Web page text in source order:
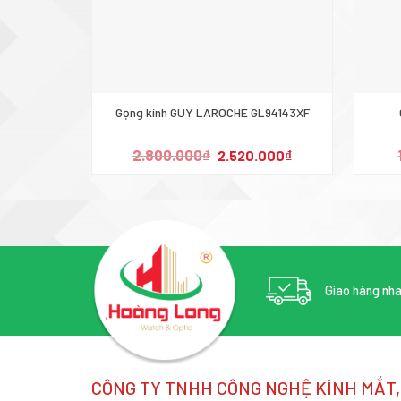
Gọng kính GUY LAROCHE GL94143XF
2.800.000₫ Giá
gốc
2.520.000₫Giá
hiện
Giao hàng
CÔNG TY TNHH CÔNG NGHỆ KÍNH